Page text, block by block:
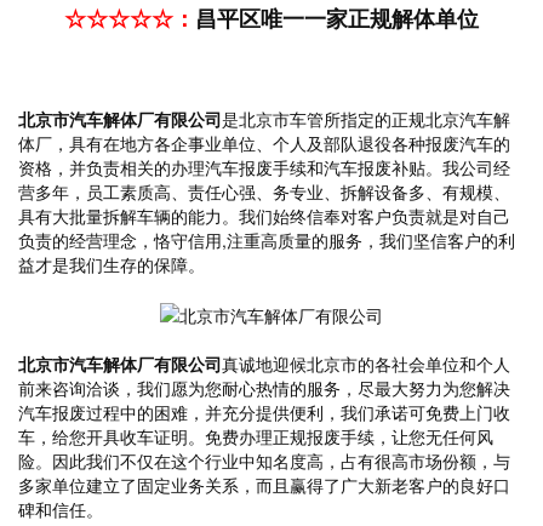
☆☆☆☆☆： 昌平区唯一一家正规解体单位
北京市汽车解体厂有限公司是北京市车管所指定的正规北京汽车解
体厂，具有在地方各企事业单位、个人及部队退役各种报废汽车的
资格，并负责相关的办理汽车报废手续和汽车报废补贴。我公司经
营多年，员工素质高、责任心强、务专业、拆解设备多、有规模、
具有大批量拆解车辆的能力。我们始终信奉对客户负责就是对自己
负责的经营理念，恪守信用,注重高质量的服务，我们坚信客户的利
益才是我们生存的保障。
北京市汽车解体厂有限公司真诚地迎候北京市的各社会单位和个人
前来咨询洽谈，我们愿为您耐心热情的服务，尽最大努力为您解决
汽车报废过程中的困难，并充分提供便利，我们承诺可免费上门收
车，给您开具收车证明。免费办理正规报废手续，让您无任何风
险。因此我们不仅在这个行业中知名度高，占有很高市场份额，与
多家单位建立了固定业务关系，而且赢得了广大新老客户的良好口
碑和信任。